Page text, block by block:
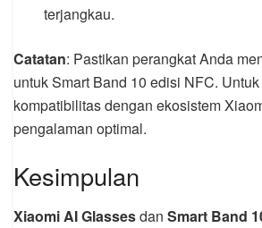
terjangkau.
Catatan: Pastikan perangkat Anda
untuk Smart Band 10 edisi NFC.
kompatibilitas dengan ekosistem
pengalaman optimal.
Kesimpulan
Xiaomi AI Glassesdan Smart Band